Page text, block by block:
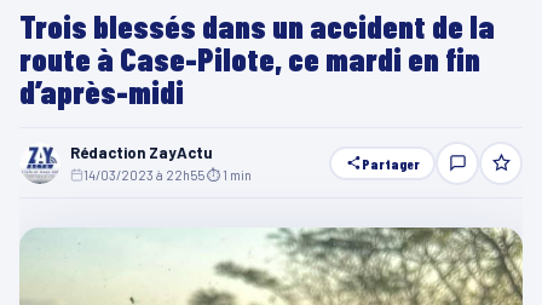
Trois blessés dans un accident de la
route à Case-Pilote, ce mardi en fin
d’après-midi
Rédaction ZayActu
14/03/2023 à 22h55⏱ 1 min
Partager